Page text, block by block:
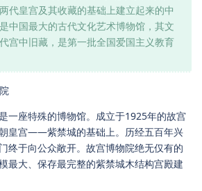
代皇宫及其收藏的基础上建立起来的中
中国最大的古代文化艺术博物馆，其文
宫中旧藏，是第一批全国爱国主义教育
是一座特殊的博物馆。成立于1925年的故宫
皇宫——紫禁城的基础上。历经五百年兴
终于向公众敞开。故宫博物院绝无仅有的
最大、保存最完整的紫禁城木结构宫殿建